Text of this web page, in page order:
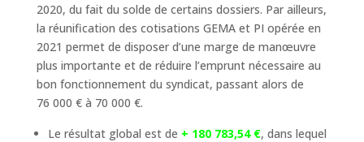
2020, du fait du solde de certains dossiers. Par ailleurs,
la réunification des cotisations GEMA et PI opérée en
2021 permet de disposer d’une marge de manœuvre
plus importante et de réduire l’emprunt nécessaire au
bon fonctionnement du syndicat, passant alors de
76 000 € à 70 000 €.
Le résultat global est de + 180 783,54 €, dans lequel